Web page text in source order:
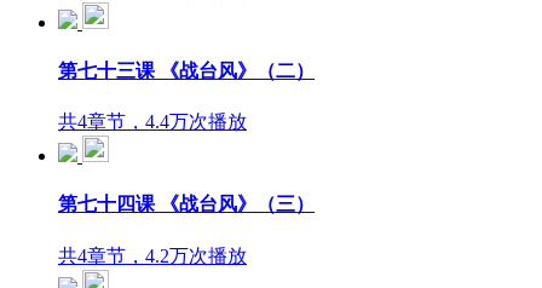
第七十三课 《战台风》（二）
共4章节，4.4万次播放
第七十四课 《战台风》（三）
共4章节，4.2万次播放